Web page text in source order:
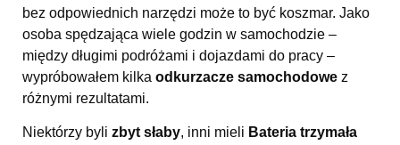
bez odpowiednich narzędzi może to być koszmar. Jako
osoba spędzająca wiele godzin w samochodzie –
między długimi podróżami i dojazdami do pracy –
wypróbowałem kilka odkurzacze samochodowe z
różnymi rezultatami.
Niektórzy byli zbyt słaby, inni mieli Bateria trzymała